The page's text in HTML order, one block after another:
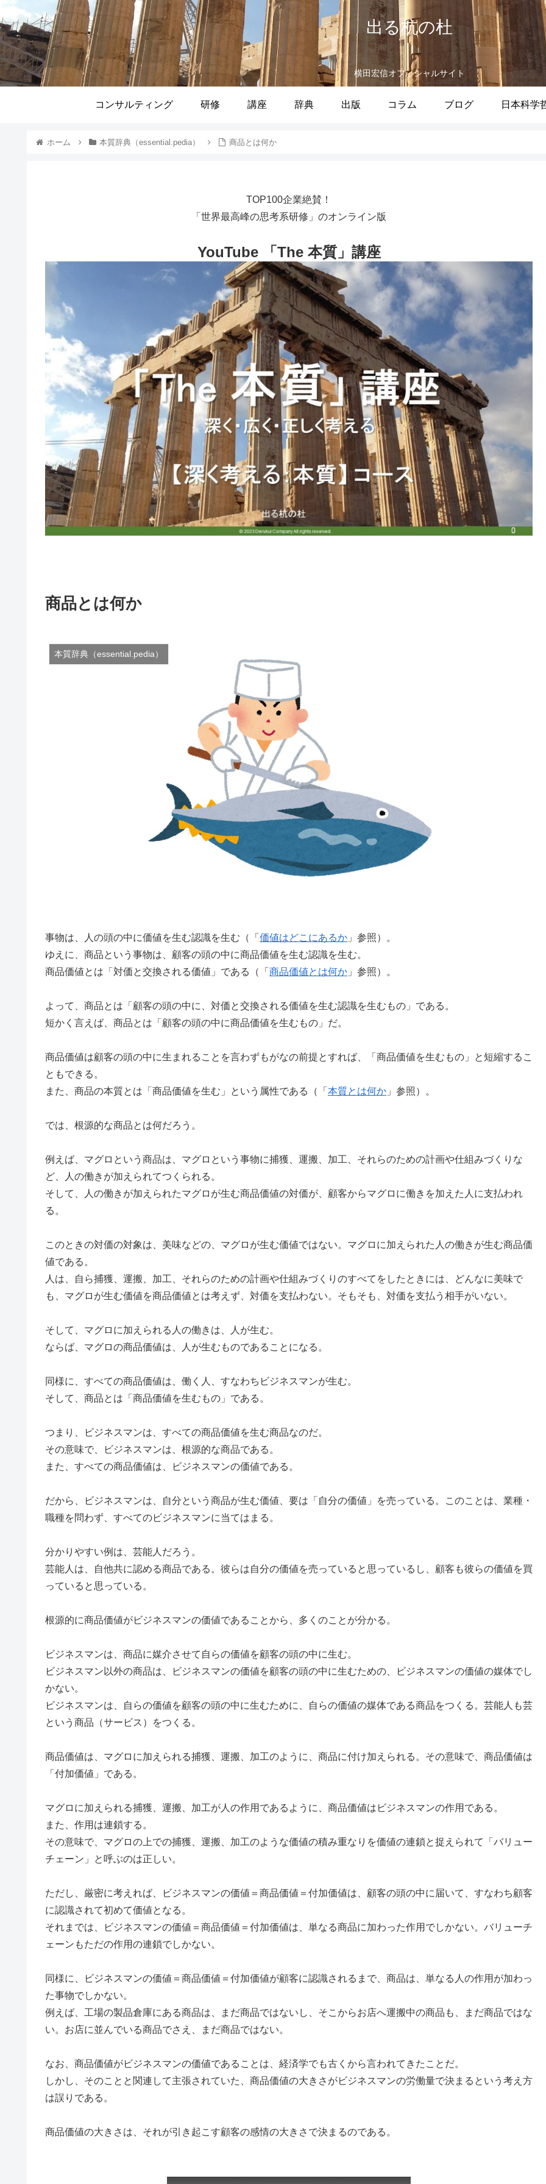
出る杭の杜
横田宏信オフィシャルサイト
コンサルティング 研修 講座 辞典 出版 コラム ブログ 日本科学
ホーム 本質辞典（essential.pedia） 商品とは何か
TOP100企業絶賛！
「世界最高峰の思考系研修」のオンライン版
YouTube 「The 本質」講座
商品とは何か
本質辞典（essential.pedia）
事物は、人の頭の中に価値を生む認識を生む（「 価値はどこにあるか 」参照）。
ゆえに、商品という事物は、顧客の頭の中に商品価値を生む認識を生む。
商品価値とは「対価と交換される価値」である（「 商品価値とは何か 」参照）。
よって、商品とは「顧客の頭の中に、対価と交換される価値を生む認識を生むもの」である。
短かく言えば、商品とは「顧客の頭の中に商品価値を生むもの」だ。
商品価値は顧客の頭の中に生まれることを言わずもがなの前提とすれば、「商品価値を生むもの」と短縮するこ
ともできる。
また、商品の本質とは「商品価値を生む」という属性である（「 本質とは何か 」参照）。
では、根源的な商品とは何だろう。
例えば、マグロという商品は、マグロという事物に捕獲、運搬、加工、それらのための計画や仕組みづくりな
ど、人の働きが加えられてつくられる。
そして、人の働きが加えられたマグロが生む商品価値の対価が、顧客からマグロに働きを加えた人に支払われ
る。
このときの対価の対象は、美味などの、マグロが生む価値ではない。マグロに加えられた人の働きが生む商品価
値である。
人は、自ら捕獲、運搬、加工、それらのための計画や仕組みづくりのすべてをしたときには、どんなに美味で
も、マグロが生む価値を商品価値とは考えず、対価を支払わない。そもそも、対価を支払う相手がいない。
そして、マグロに加えられる人の働きは、人が生む。
ならば、マグロの商品価値は、人が生むものであることになる。
同様に、すべての商品価値は、働く人、すなわちビジネスマンが生む。
そして、商品とは「商品価値を生むもの」である。
つまり、ビジネスマンは、すべての商品価値を生む商品なのだ。
その意味で、ビジネスマンは、根源的な商品である。
また、すべての商品価値は、ビジネスマンの価値である。
だから、ビジネスマンは、自分という商品が生む価値、要は「自分の価値」を売っている。このことは、業種・
職種を問わず、すべてのビジネスマンに当てはまる。
分かりやすい例は、芸能人だろう。
芸能人は、自他共に認める商品である。彼らは自分の価値を売っていると思っているし、顧客も彼らの価値を買
っていると思っている。
根源的に商品価値がビジネスマンの価値であることから、多くのことが分かる。
ビジネスマンは、商品に媒介させて自らの価値を顧客の頭の中に生む。
ビジネスマン以外の商品は、ビジネスマンの価値を顧客の頭の中に生むための、ビジネスマンの価値の媒体でし
かない。
ビジネスマンは、自らの価値を顧客の頭の中に生むために、自らの価値の媒体である商品をつくる。芸能人も芸
という商品（サービス）をつくる。
商品価値は、マグロに加えられる捕獲、運搬、加工のように、商品に付け加えられる。その意味で、商品価値は
「付加価値」である。
マグロに加えられる捕獲、運搬、加工が人の作用であるように、商品価値はビジネスマンの作用である。
また、作用は連鎖する。
その意味で、マグロの上での捕獲、運搬、加工のような価値の積み重なりを価値の連鎖と捉えられて「バリュー
チェーン」と呼ぶのは正しい。
ただし、厳密に考えれば、ビジネスマンの価値＝商品価値＝付加価値は、顧客の頭の中に届いて、すなわち顧客
に認識されて初めて価値となる。
それまでは、ビジネスマンの価値＝商品価値＝付加価値は、単なる商品に加わった作用でしかない。バリューチ
ェーンもただの作用の連鎖でしかない。
同様に、ビジネスマンの価値＝商品価値＝付加価値が顧客に認識されるまで、商品は、単なる人の作用が加わっ
た事物でしかない。
例えば、工場の製品倉庫にある商品は、まだ商品ではないし、そこからお店へ運搬中の商品も、まだ商品ではな
い。お店に並んでいる商品でさえ、まだ商品ではない。
なお、商品価値がビジネスマンの価値であることは、経済学でも古くから言われてきたことだ。
しかし、そのことと関連して主張されていた、商品価値の大きさがビジネスマンの労働量で決まるという考え方
は誤りである。
商品価値の大きさは、それが引き起こす顧客の感情の大きさで決まるのである。